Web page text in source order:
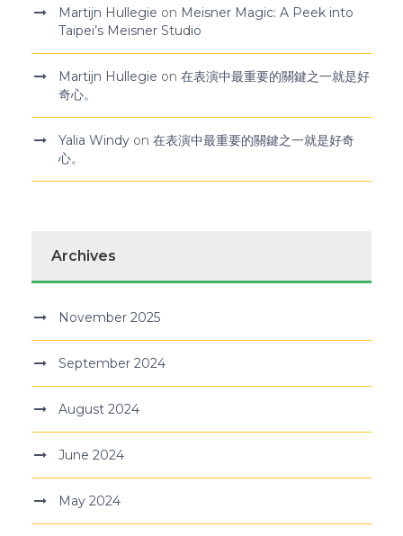
Martijn Hullegie on Meisner Magic: A Peek into
Taipei’s Meisner Studio
Martijn Hullegie on 在表演中最重要的關鍵之一就是好
奇心。
Yalia Windy on 在表演中最重要的關鍵之一就是好奇
心。
Archives
November 2025
September 2024
August 2024
June 2024
May 2024